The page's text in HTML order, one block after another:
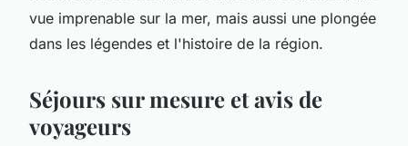
vue imprenable sur la mer, mais aussi une plongée
dans les légendes et l'histoire de la région.
Séjours sur mesure et avis de
voyageurs